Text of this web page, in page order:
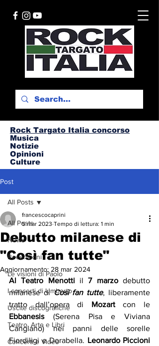
Rock Targato Italia concorso
Musica
Notizie
Opinioni
Culture
Post
All Posts
News
Recensioni
Le visioni di Paolo
I concerti di Umberto
Uscite discografiche
Teatro, Arte e Libri
Concerti e Video
All Posts
Debutto milanese di
"Così fan tutte"
francescocaprini
5 mar 2023 Tempo di lettura: 1 min
Aggiornamento: 28 mar 2024
Al Teatro Menotti il 7 marzo debutto
milanese di Così fan tutte, liberamente
tratto dall’opera di Mozart
Ebbanesis (Serena Pisa e Viviana
Cangiano) nei panni delle sorelle
Fiordiligi e Dorabella. Leonardo Piccioni